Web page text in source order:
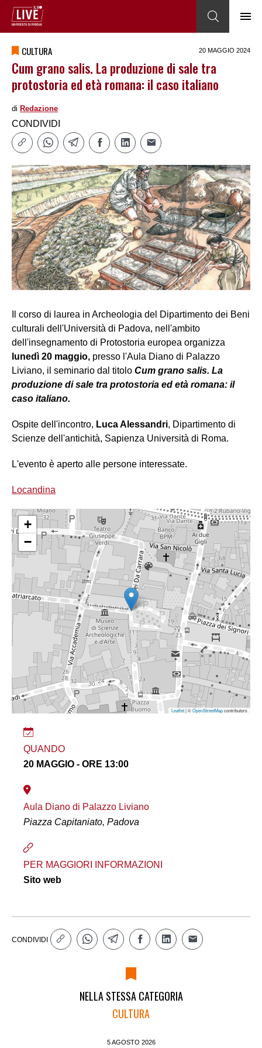
CULTURA 20 MAGGIO 2024
Cum grano salis. La produzione di sale tra
protostoria ed età romana: il caso italiano
di Redazione
CONDIVIDI
Il corso di laurea in Archeologia del Dipartimento dei Beni
culturali dell'Università di Padova, nell'ambito
dell'insegnamento di Protostoria europea organizza
lunedì 20 maggio, presso l'Aula Diano di Palazzo
Liviano, il seminario dal titolo Cum grano salis. La
produzione di sale tra protostoria ed età romana: il
caso italiano.
Ospite dell'incontro, Luca Alessandri, Dipartimento di
Scienze dell'antichità, Sapienza Università di Roma.
L'evento è aperto alle persone interessate.
Locandina
+
−
Leaflet| ©OpenStreetMapcontributors
QUANDO
20 MAGGIO - ORE 13:00
Aula Diano di Palazzo Liviano
Piazza Capitaniato, Padova
PER MAGGIORI INFORMAZIONI
Sito web
CONDIVIDI
NELLA STESSA CATEGORIA
CULTURA
5 AGOSTO 2026